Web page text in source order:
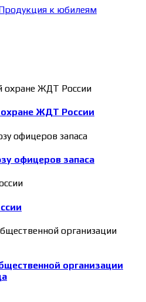
к юбилеям
ЖДТ России
офицеров запаса
организации